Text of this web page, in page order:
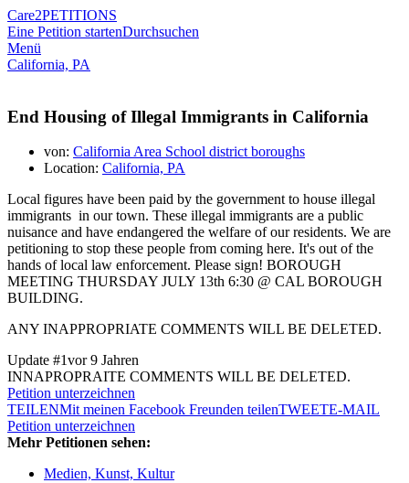
Care2PETITIONS
Eine Petition startenDurchsuchen
Menü
California, PA
End Housing of Illegal Immigrants in California
von: California Area School district boroughs
Location: California, PA
Local figures have been paid by the government to house illegal
immigrants in our town. These illegal immigrants are a public
nuisance and have endangered the welfare of our residents. We are
petitioning to stop these people from coming here. It's out of the
hands of local law enforcement. Please sign! BOROUGH
MEETING THURSDAY JULY 13th 6:30 @ CAL BOROUGH
BUILDING.
ANY INAPPROPRIATE COMMENTS WILL BE DELETED.
Update #1vor 9 Jahren
INNAPROPRAITE COMMENTS WILL BE DELETED.
Petition unterzeichnen
TEILENMit meinen Facebook Freunden teilenTWEETE-MAIL
Petition unterzeichnen
Mehr Petitionen sehen:
Medien, Kunst, Kultur